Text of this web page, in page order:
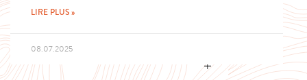
LIRE PLUS »
08.07.2025